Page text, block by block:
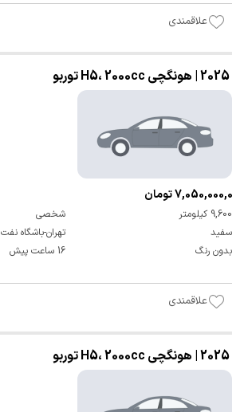
علاقمندی
2025 | هونگچی H5، 2000cc توربو
7,050,000,000 تومان
9,600 کیلومتر
شخصی
سفید
تهران-باشگاه نفت
بدون رنگ
16 ساعت پیش
علاقمندی
2025 | هونگچی H5، 2000cc توربو